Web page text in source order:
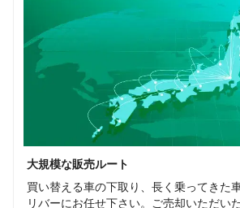
大規模な販売ルート
買い替える車の下取り、長く乗ってきた
リバーにお任せ下さい。ご売却いただい